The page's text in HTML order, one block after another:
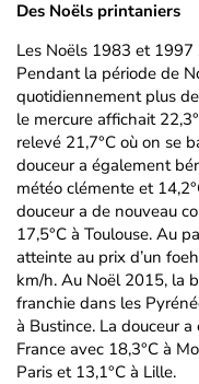
Des Noëls printaniers
Les Noëls 1983 et 1997
Pendant la période de
quotidiennement plus
le mercure affichait
relevé 21,7°C où on se
douceur a également
météo clémente et
douceur a de nouveau
17,5°C à Toulouse. Au
atteinte au prix d’un
km/h. Au Noël 2015, la
franchie dans les
à Bustince. La douceur
France avec 18,3°C à
Paris et 13,1°C à Lille.